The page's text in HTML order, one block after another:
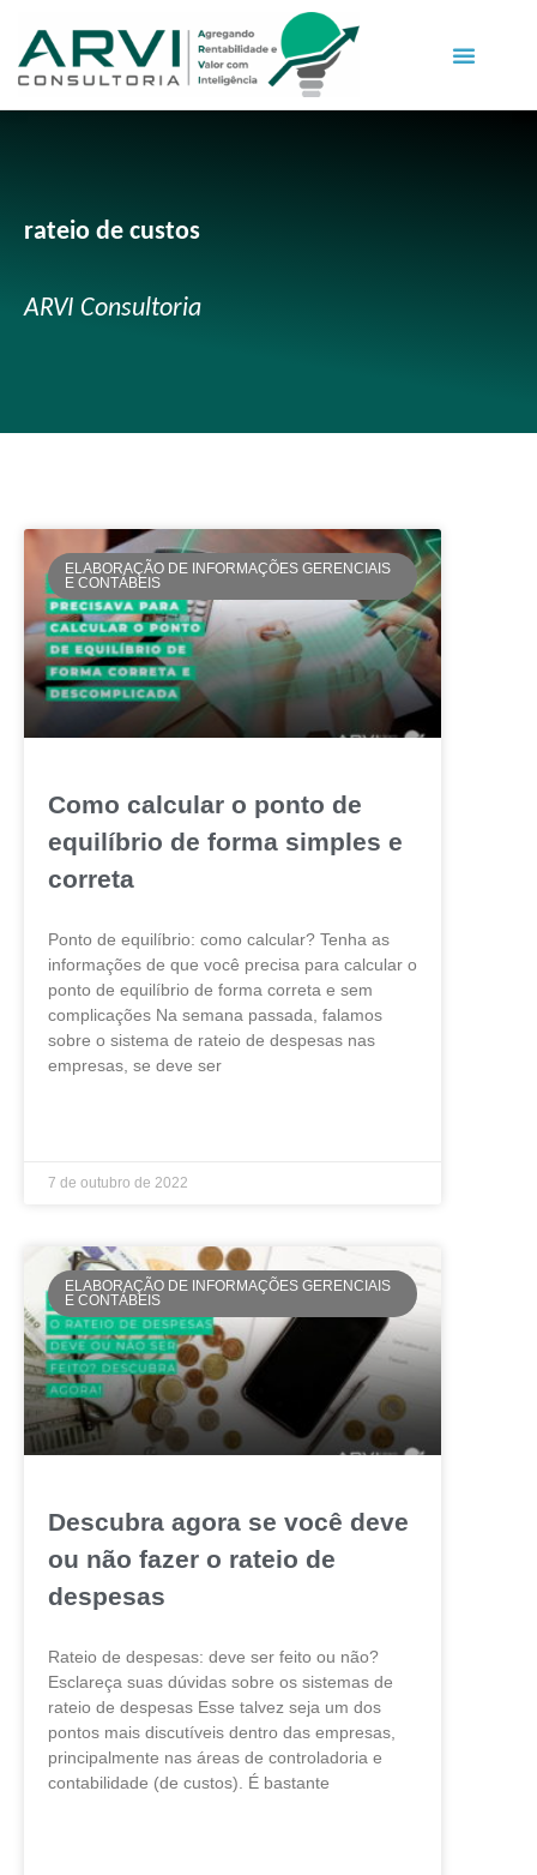
rateio de custos
ARVI Consultoria
ELABORAÇÃO DE INFORMAÇÕES GERENCIAIS
E CONTÁBEIS
Como calcular o ponto de
equilíbrio de forma simples e
correta
Ponto de equilíbrio: como calcular? Tenha as
informações de que você precisa para calcular o
ponto de equilíbrio de forma correta e sem
complicações Na semana passada, falamos
sobre o sistema de rateio de despesas nas
empresas, se deve ser
7 de outubro de 2022
ELABORAÇÃO DE INFORMAÇÕES GERENCIAIS
E CONTÁBEIS
Descubra agora se você deve
ou não fazer o rateio de
despesas
Rateio de despesas: deve ser feito ou não?
Esclareça suas dúvidas sobre os sistemas de
rateio de despesas Esse talvez seja um dos
pontos mais discutíveis dentro das empresas,
principalmente nas áreas de controladoria e
contabilidade (de custos). É bastante